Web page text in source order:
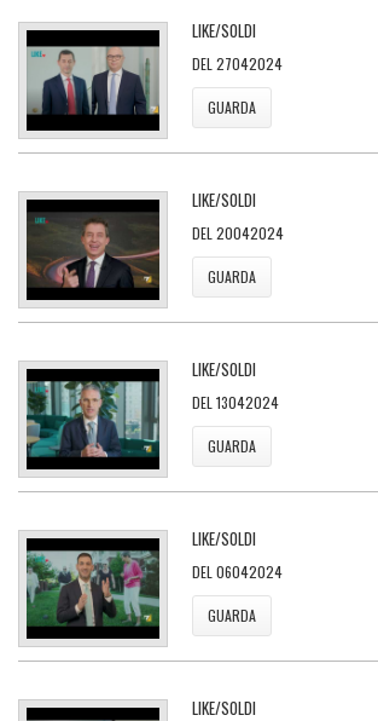
LIKE/SOLDI
DEL 27042024
GUARDA
LIKE/SOLDI
DEL 20042024
GUARDA
LIKE/SOLDI
DEL 13042024
GUARDA
LIKE/SOLDI
DEL 06042024
GUARDA
LIKE/SOLDI